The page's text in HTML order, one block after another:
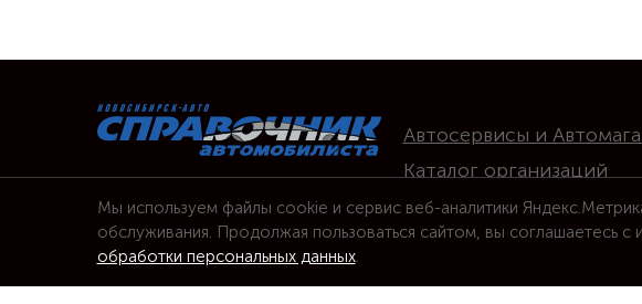
Автосервисы и
Каталог организаций
Вакансии
Мы используем файлы cookie и сервис веб-аналитики
обслуживания. Продолжая пользоваться сайтом, вы соглашаетесь
обработки персональных данных.